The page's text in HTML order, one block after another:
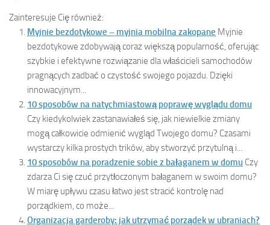
Zainteresuje Cię również:
Myjnie bezdotykowe – myjnia mobilna zakopane Myjnie
bezdotykowe zdobywają coraz większą popularność, oferując
szybkie i efektywne rozwiązanie dla właścicieli samochodów
pragnących zadbać o czystość swojego pojazdu. Dzięki
innowacyjnym...
10 sposobów na natychmiastową poprawę wyglądu domu
Czy kiedykolwiek zastanawiałeś się, jak niewielkie zmiany
mogą całkowicie odmienić wygląd Twojego domu? Czasami
wystarczy kilka prostych trików, aby stworzyć przytulną i...
10 sposobów na poradzenie sobie z bałaganem w domu Czy
zdarza Ci się czuć przytłoczonym bałaganem w swoim domu?
W miarę upływu czasu łatwo jest stracić kontrolę nad
porządkiem, co może...
Organizacja garderoby: jak utrzymać porządek w ubraniach?